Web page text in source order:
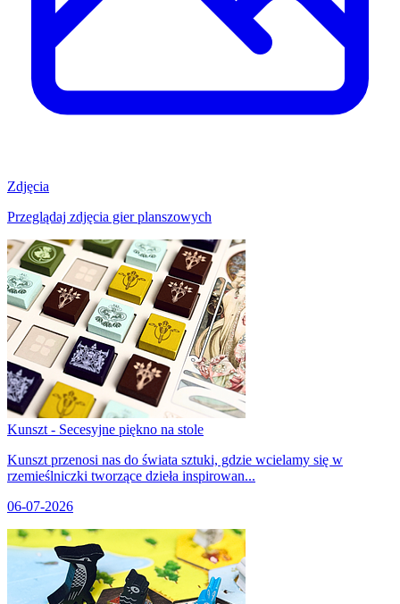
Zdjęcia
Przeglądaj zdjęcia gier planszowych
Kunszt - Secesyjne piękno na stole
Kunszt przenosi nas do świata sztuki, gdzie wcielamy się w
rzemieślniczki tworzące dzieła inspirowan...
06-07-2026